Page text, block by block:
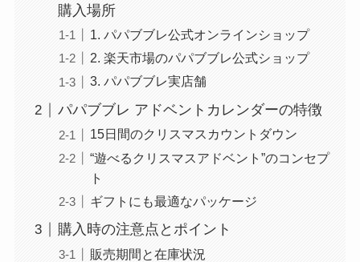
購入場所
1. パパブブレ公式オンラインショップ
2. 楽天市場のパパブブレ公式ショップ
3. パパブブレ実店舗
パパブブレ アドベントカレンダーの特徴
15日間のクリスマスカウントダウン
“遊べるクリスマスアドベント”のコンセプ
ト
ギフトにも最適なパッケージ
購入時の注意点とポイント
販売期間と在庫状況